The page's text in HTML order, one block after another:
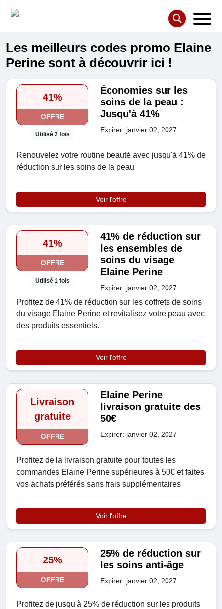
Les meilleurs codes promo Elaine
Perine sont à découvrir ici !
41%
OFFRE
Utilisé 2 fois
Économies sur les
soins de la peau :
Jusqu'à 41%
Expirer: janvier 02, 2027
Renouvelez votre routine beauté avec jusqu'à 41% de
réduction sur les soins de la peau
Voir l'offre
41%
OFFRE
Utilisé 1 fois
41% de réduction sur
les ensembles de
soins du visage
Elaine Perine
Expirer: janvier 02, 2027
Profitez de 41% de réduction sur les coffrets de soins
du visage Elaine Perine et revitalisez votre peau avec
des produits essentiels.
Voir l'offre
Livraison
gratuite
OFFRE
Elaine Perine
livraison gratuite des
50€
Expirer: janvier 02, 2027
Profitez de la livraison gratuite pour toutes les
commandes Elaine Perine supérieures à 50€ et faites
vos achats préférés sans frais supplémentaires
Voir l'offre
25%
OFFRE
25% de réduction sur
les soins anti-âge
Expirer: janvier 02, 2027
Profitez de jusqu'à 25% de réduction sur les produits